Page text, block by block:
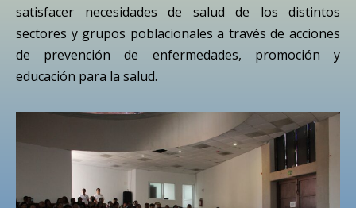
satisfacer necesidades de salud de los distintos
sectores y grupos poblacionales a través de acciones
de prevención de enfermedades, promoción y
educación para la salud.